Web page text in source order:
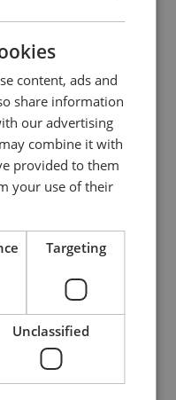
content, ads and
share information
our advertising
combine it with
provided to them
your use of their
Targeting
Unclassified